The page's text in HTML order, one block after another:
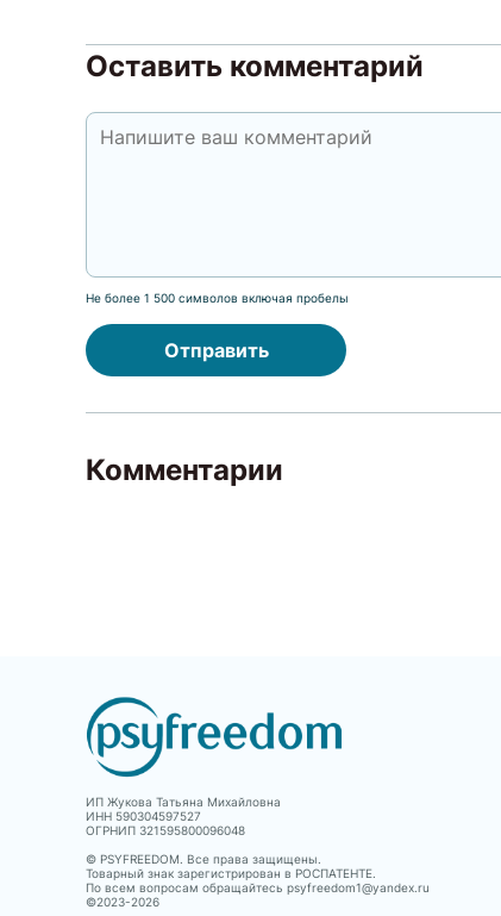
Оставить комментарий
Не более 1 500 символов включая пробелы
Отправить
Комментарии
ИП Жукова Татьяна Михайловна
ИНН 590304597527
ОГРНИП 321595800096048
© PSYFREEDOM. Все права защищены.
Товарный знак зарегистрирован в РОСПАТЕНТЕ.
По всем вопросам обращайтесь psyfreedom1@yandex.ru
©2023-2026